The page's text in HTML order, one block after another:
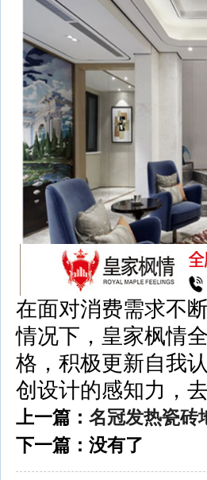
在面对消费需求不
情况下，皇家枫情
格，积极更新自我
创设计的感知力，
上一篇： 名冠发热瓷砖
下一篇：没有了